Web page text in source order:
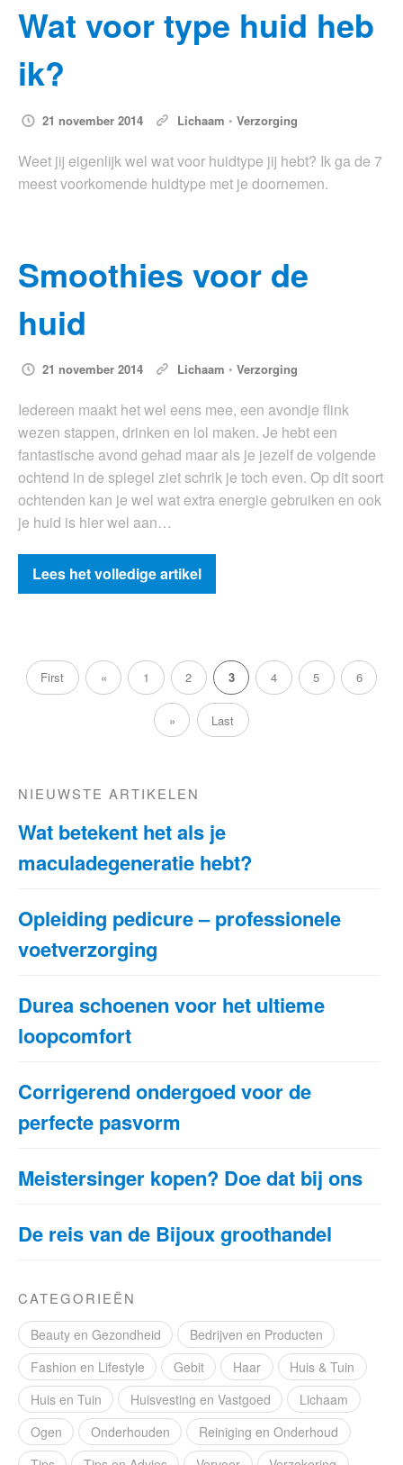
Wat voor type huid heb
ik?
21 november 2014 Lichaam • Verzorging
Weet jij eigenlijk wel wat voor huidtype jij hebt? Ik ga de 7
meest voorkomende huidtype met je doornemen.
Smoothies voor de
huid
21 november 2014 Lichaam • Verzorging
Iedereen maakt het wel eens mee, een avondje flink
wezen stappen, drinken en lol maken. Je hebt een
fantastische avond gehad maar als je jezelf de volgende
ochtend in de spiegel ziet schrik je toch even. Op dit soort
ochtenden kan je wel wat extra energie gebruiken en ook
je huid is hier wel aan…
Lees het volledige artikel
First « 1 2 3 4 5 6
» Last
NIEUWSTE ARTIKELEN
Wat betekent het als je
maculadegeneratie hebt?
Opleiding pedicure – professionele
voetverzorging
Durea schoenen voor het ultieme
loopcomfort
Corrigerend ondergoed voor de
perfecte pasvorm
Meistersinger kopen? Doe dat bij ons
De reis van de Bijoux groothandel
CATEGORIEËN
Beauty en Gezondheid
Bedrijven en Producten
Fashion en Lifestyle
Gebit Haar
Huis & Tuin
Huis en Tuin
Huisvesting en Vastgoed
Lichaam
Ogen
Onderhouden
Reiniging en Onderhoud